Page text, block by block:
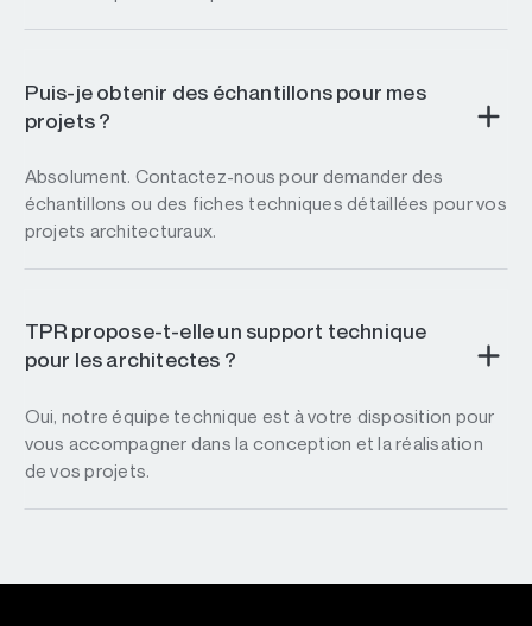
Puis-je obtenir des échantillons pour mes
projets ?
Absolument. Contactez-nous pour demander des
échantillons ou des fiches techniques détaillées pour vos
projets architecturaux.
TPR propose-t-elle un support technique
pour les architectes ?
Oui, notre équipe technique est à votre disposition pour
vous accompagner dans la conception et la réalisation
de vos projets.